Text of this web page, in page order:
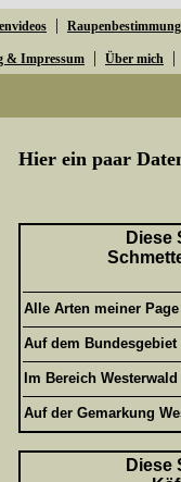
| Raupenbestimmung
& Impressum | Über mich |
Hier ein paar
Diese
Alle Arten meiner Page
Auf dem Bundesgebiet
Im Bereich Westerwald
Auf der Gemarkung
Diese